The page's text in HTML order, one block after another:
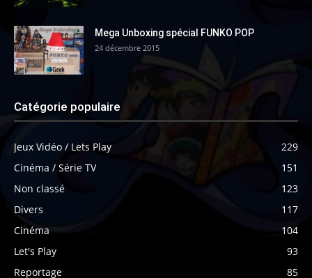
Mega Unboxing spécial FUNKO POP
24 décembre 2015
Catégorie populaire
Jeux Vidéo / Lets Play
229
Cinéma / Série TV
151
Non classé
123
Divers
117
Cinéma
104
Let's Play
93
Reportage
85